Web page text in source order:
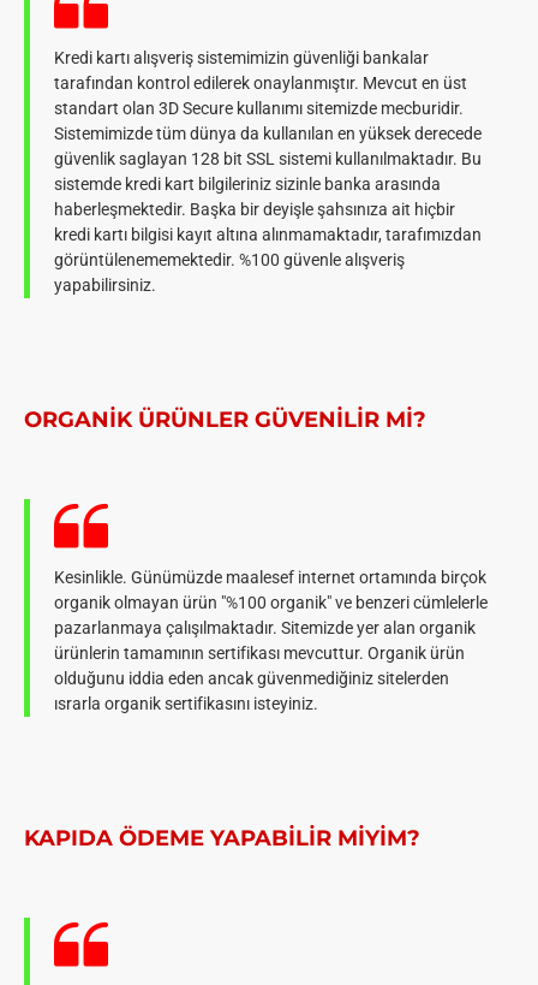
Kredi kartı alışveriş sistemimizin güvenliği bankalar
tarafından kontrol edilerek onaylanmıştır. Mevcut en üst
standart olan 3D Secure kullanımı sitemizde mecburidir.
Sistemimizde tüm dünya da kullanılan en yüksek derecede
güvenlik saglayan 128 bit SSL sistemi kullanılmaktadır. Bu
sistemde kredi kart bilgileriniz sizinle banka arasında
haberleşmektedir. Başka bir deyişle şahsınıza ait hiçbir
kredi kartı bilgisi kayıt altına alınmamaktadır, tarafımızdan
görüntülenememektedir. %100 güvenle alışveriş
yapabilirsiniz.
ORGANIK ÜRÜNLER GÜVENILIR MI?
Kesinlikle. Günümüzde maalesef internet ortamında birçok
organik olmayan ürün "%100 organik" ve benzeri cümlelerle
pazarlanmaya çalışılmaktadır. Sitemizde yer alan organik
ürünlerin tamamının sertifikası mevcuttur. Organik ürün
olduğunu iddia eden ancak güvenmediğiniz sitelerden
ısrarla organik sertifikasını isteyiniz.
KAPIDA ÖDEME YAPABILIR MIYIM?